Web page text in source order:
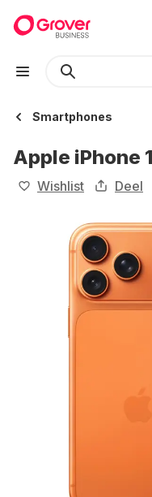
Smartphones
Apple iPhone
Wishlist Deel